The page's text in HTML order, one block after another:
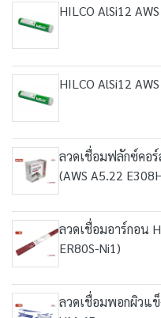
HILCO AlSi12
HILCO AlSi12
ลวดเชื่อมฟลักซ์คอร์
(AWS A5.22
ลวดเชื่อมอาร์กอน
ER80S-Ni1)
ลวดเชื่อมพอกผิวแข็